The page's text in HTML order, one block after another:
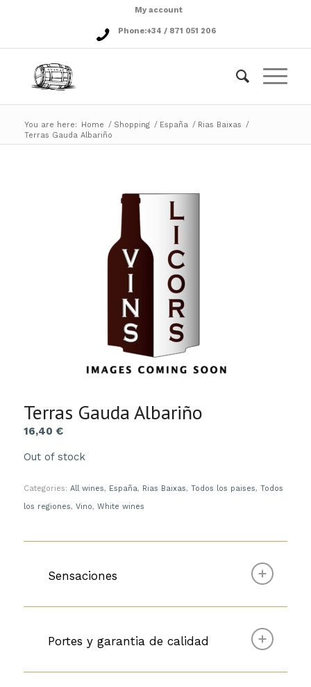
My account
Phone:+34 / 871 051 206
You are here: Home / Shopping / España / Rias Baixas /
Terras Gauda Albariño
Terras Gauda Albariño
16,40 €
Out of stock
Categories: All wines, España, Rias Baixas, Todos los paises, Todos
los regiones, Vino, White wines
Sensaciones
Portes y garantia de calidad